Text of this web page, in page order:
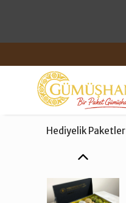
Hediyelik Paketler